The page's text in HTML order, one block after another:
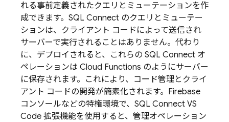
れる事前定義されたクエリとミューテーションを作
成できます。 SQL Connect のクエリとミューテー
ションは、クライアント コードによって送信され
サーバーで実行されることはありません。代わり
に、デプロイされると、これらの SQL Connect オ
ペレーションは Cloud Functions のようにサーバー
に保存されます。これにより、コード管理とクライ
アント コードの開発が簡素化されます。Firebase
コンソールなどの特権環境で、SQL Connect VS
Code 拡張機能を使用すると、管理オペレーション